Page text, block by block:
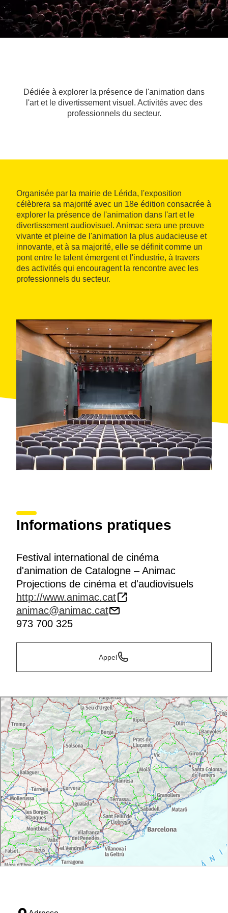
Dédiée à explorer la présence de l'animation dans
l'art et le divertissement visuel. Activités avec des
professionnels du secteur.
Organisée par la mairie de Lérida, l'exposition
célèbrera sa majorité avec un 18e édition consacrée à
explorer la présence de l'animation dans l'art et le
divertissement audiovisuel. Animac sera une preuve
vivante et pleine de l'animation la plus audacieuse et
innovante, et à sa majorité, elle se définit comme un
pont entre le talent émergent et l'industrie, à travers
des activités qui encouragent la rencontre avec les
professionnels du secteur.
Informations pratiques
Festival international de cinéma
d'animation de Catalogne – Animac
Projections de cinéma et d'audiovisuels
http://www.animac.cat
animac@animac.cat
973 700 325
Appel